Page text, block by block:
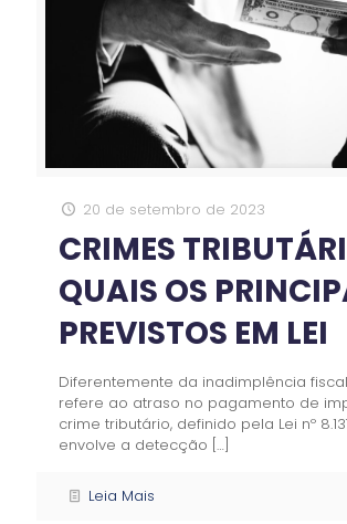
20 de setembro de 2023
CRIMES
QUAIS OS
PREVISTOS EM LEI
Diferentemente da inadimplência
refere ao atraso no pagamento de
crime tributário, definido pela Lei nº
envolve a detecção […]
Leia Mais